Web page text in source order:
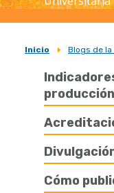
enlaces
de
ayuda
Inicio Blogs de la
Cómo